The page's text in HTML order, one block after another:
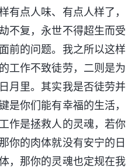
有点人味、有点人样了，
不复，永世不得超生而受
前的问题。我之所以这样
工作不致徒劳，二则是为
月里。其实我是否徒劳并
是你们能有幸福的生活，
作是拯救人的灵魂，若你
你的肉体就没有安宁的日
，那你的灵魂也定规在我